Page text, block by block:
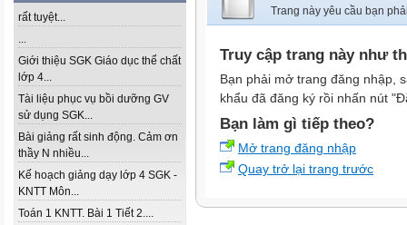
rất tuyệt...
...
Giới thiệu SGK Giáo dục thể chất
lớp 4...
Tài liệu phục vụ bồi dưỡng GV
sử dụng SGK...
Bài giảng rất sinh động. Cảm ơn
thầy N nhiều...
Kế hoạch giảng dạy lớp 4 SGK -
KNTT Môn...
Toán 1 KNTT. Bài 1 Tiết 2....
Trang này yêu cầu bạn
Truy cập trang này như
Bạn phải mở trang đăng nhập,
khẩu đã đăng ký rồi nhấn nút
Bạn làm gì tiếp theo?
Mở trang đăng nhập
Quay trở lại trang trước